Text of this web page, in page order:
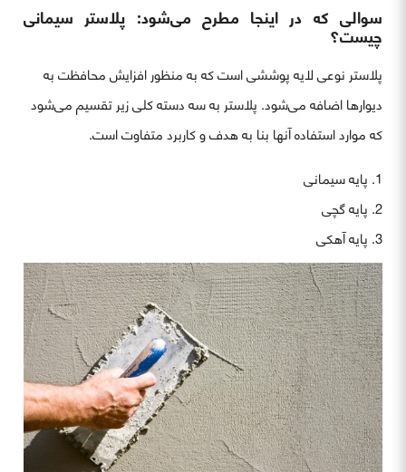
سوالی که در اینجا مطرح می‌شود: پلاستر سیمانی
چیست؟
پلاستر نوعی لایه پوششی است که به منظور افزایش محافظت به
دیوارها اضافه می‌شود. پلاستر به سه دسته کلی زیر تقسیم می‌شود
که موارد استفاده آنها بنا به هدف و کاربرد متفاوت است.
پایه سیمانی
پایه گچی
پایه آهکی